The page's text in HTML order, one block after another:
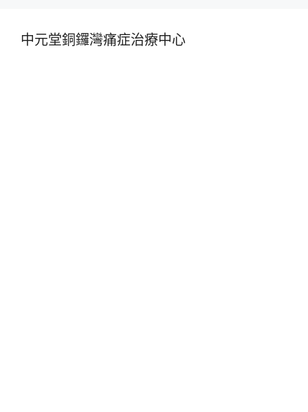
中元堂銅鑼灣痛症治療中心